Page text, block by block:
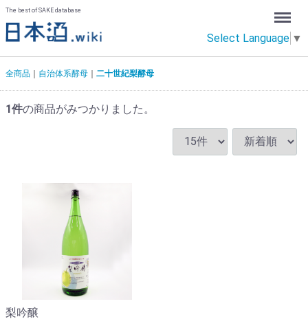
The best of SAKE database
Select Language ▼
Menu
全商品 自治体系酵母 二十世紀梨酵母
1件の商品がみつかりました。
梨吟醸